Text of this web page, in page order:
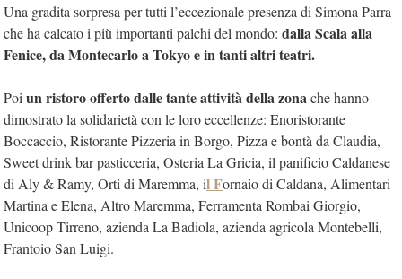
Una gradita sorpresa per tutti l’eccezionale presenza di Simona Parra
che ha calcato i più importanti palchi del mondo: dalla Scala alla
Fenice, da Montecarlo a Tokyo e in tanti altri teatri.
Poi un ristoro offerto dalle tante attività della zona che hanno
dimostrato la solidarietà con le loro eccellenze: Enoristorante
Boccaccio, Ristorante Pizzeria in Borgo, Pizza e bontà da Claudia,
Sweet drink bar pasticceria, Osteria La Gricia, il panificio Caldanese
di Aly & Ramy, Orti di Maremma, il Fornaio di Caldana, Alimentari
Martina e Elena, Altro Maremma, Ferramenta Rombai Giorgio,
Unicoop Tirreno, azienda La Badiola, azienda agricola Montebelli,
Frantoio San Luigi.